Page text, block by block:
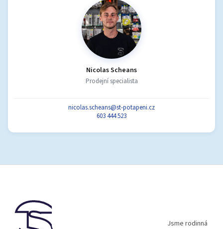
Nicolas Scheans
Prodejní specialista
nicolas.scheans@st-potapeni.cz
603 444 523
Jsme rodinná